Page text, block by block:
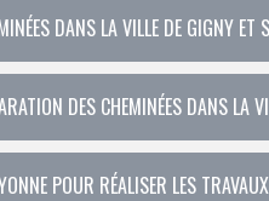
DANS LA VILLE DE GIGNY
DES CHEMINÉES DANS LA
POUR RÉALISER LES